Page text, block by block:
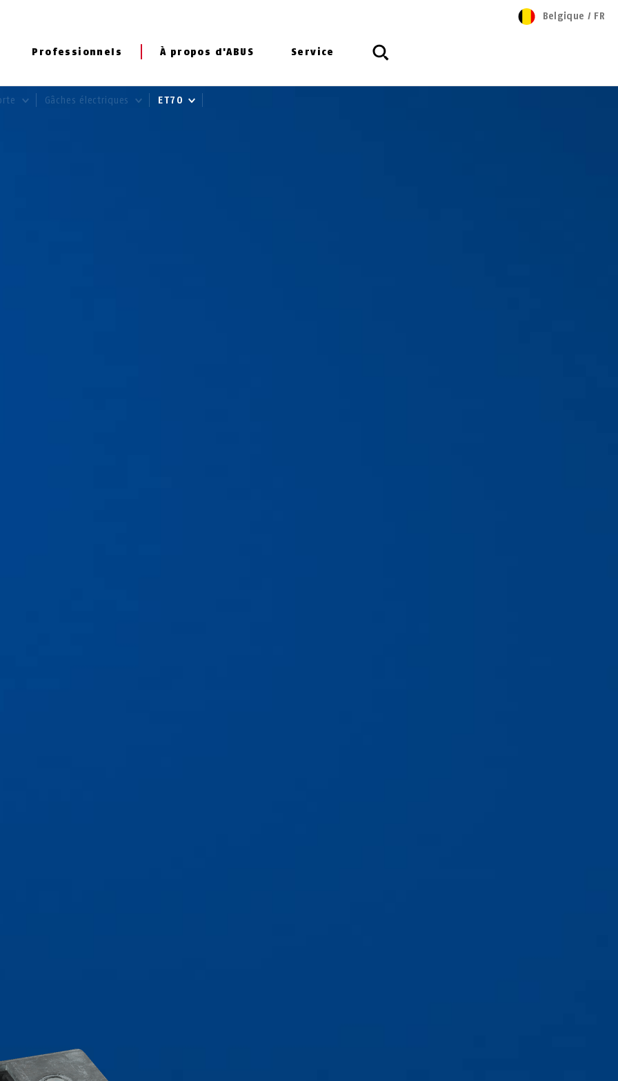
Professionnels À propos d'ABUS Service
Belgique / FR
Gâches électriques ET70